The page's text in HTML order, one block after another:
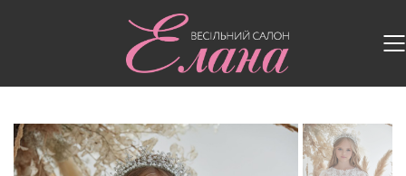
Дитячі сукні/Дитяча сукня FM071